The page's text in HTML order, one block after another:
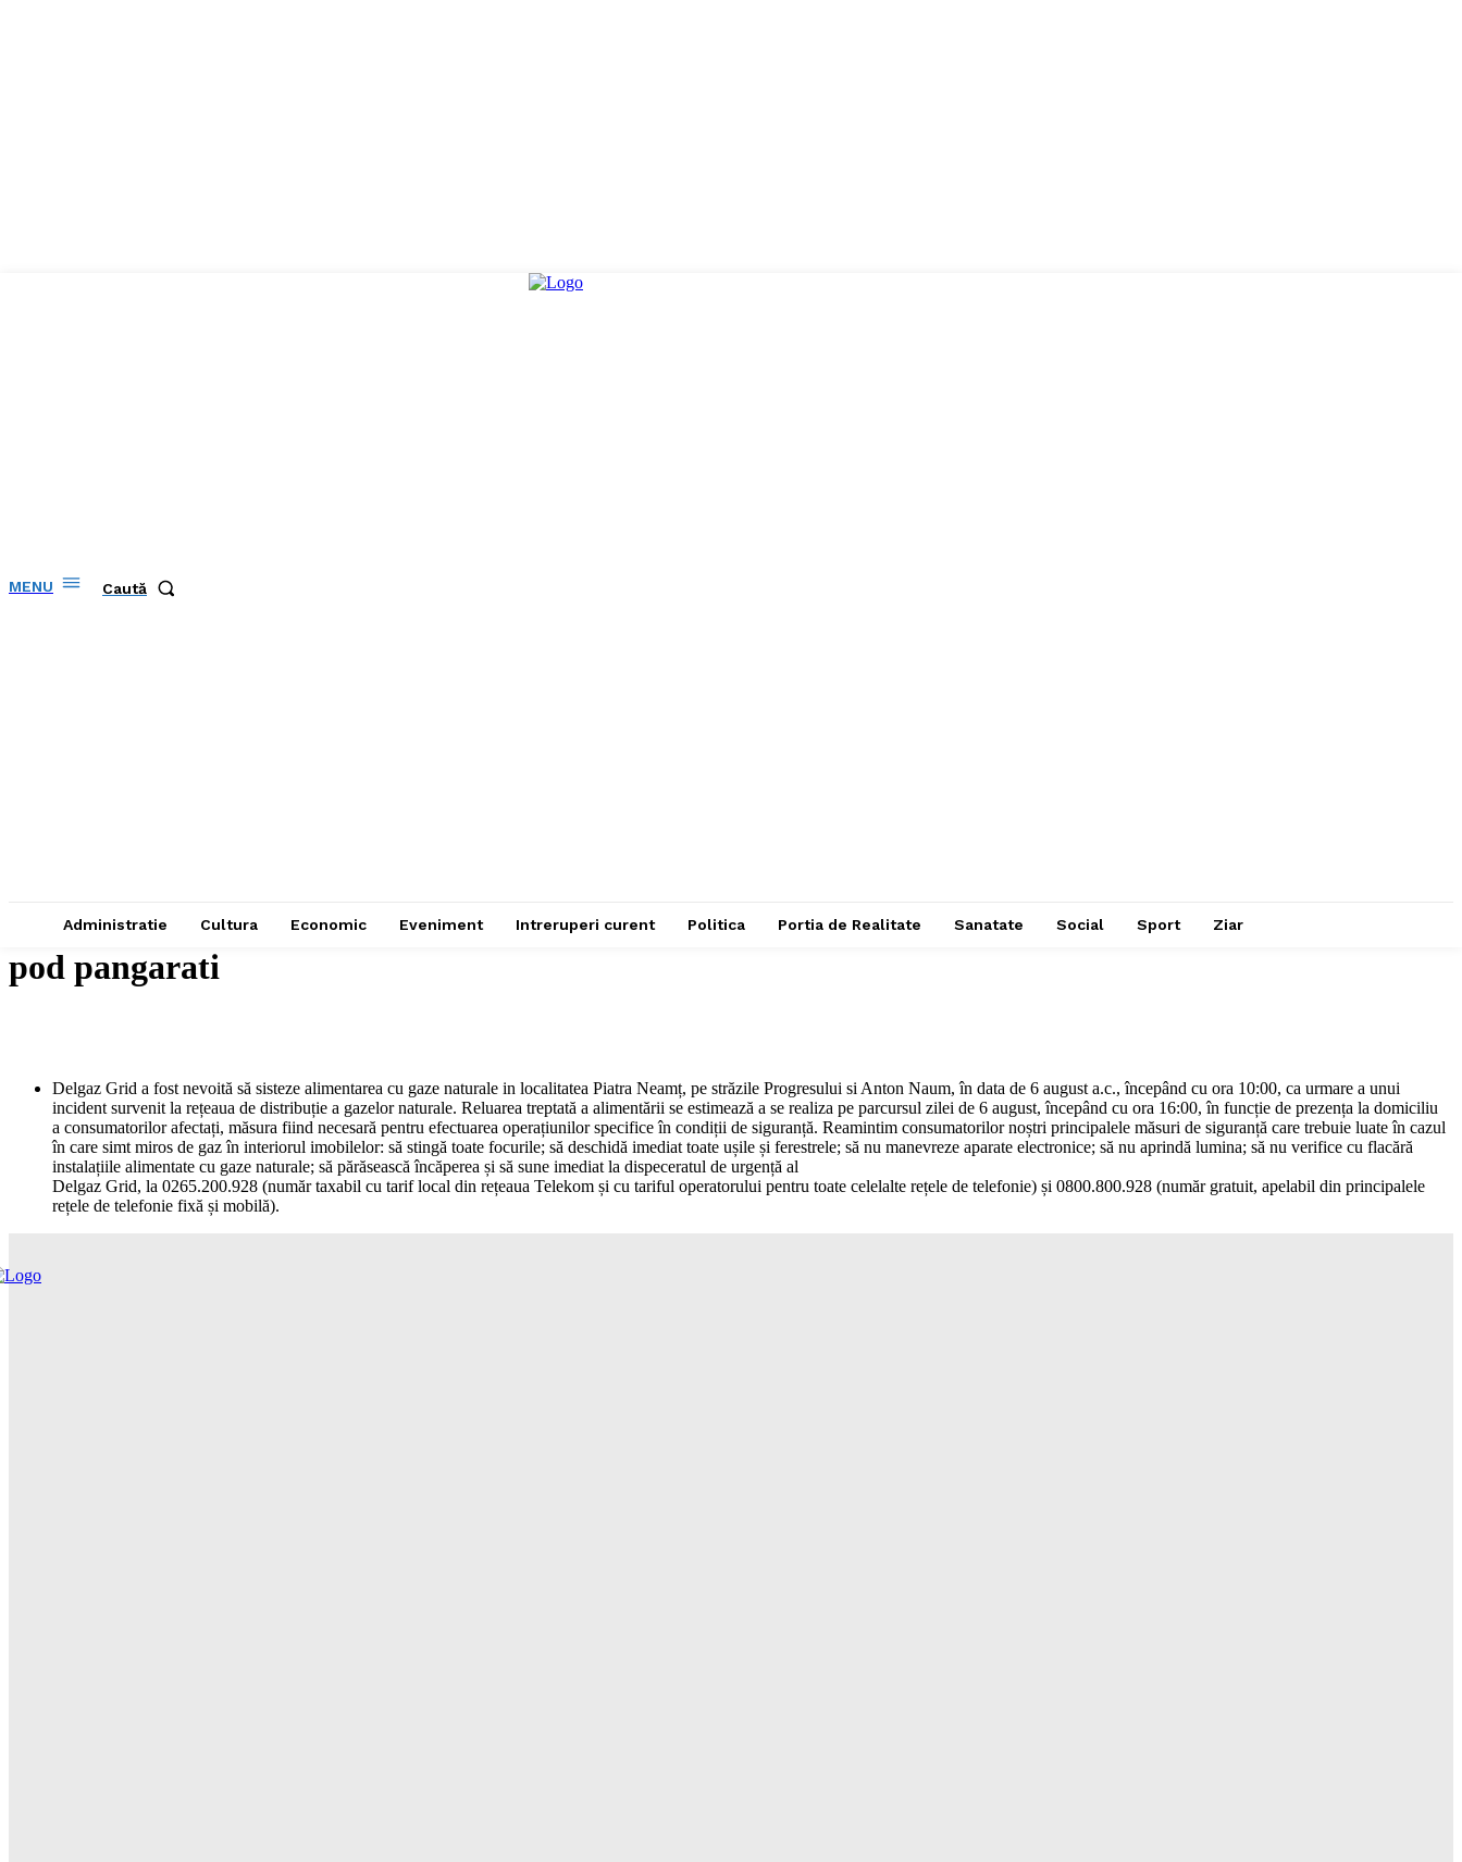
MENU Caută
Administratie Cultura Economic Eveniment Intreruperi curent Politica Portia de Realitate Sanatate Social Sport Ziar
pod pangarati
Delgaz Grid a fost nevoită să sisteze alimentarea cu gaze naturale in localitatea Piatra Neamț, pe străzile Progresului si Anton Naum, în data de 6 august a.c., începând cu ora 10:00, ca urmare a unui
incident survenit la rețeaua de distribuție a gazelor naturale. Reluarea treptată a alimentării se estimează a se realiza pe parcursul zilei de 6 august, începând cu ora 16:00, în funcție de prezența la domiciliu
a consumatorilor afectați, măsura fiind necesară pentru efectuarea operațiunilor specifice în condiții de siguranță. Reamintim consumatorilor noștri principalele măsuri de siguranță care trebuie luate în cazul
în care simt miros de gaz în interiorul imobilelor: să stingă toate focurile; să deschidă imediat toate ușile și ferestrele; să nu manevreze aparate electronice; să nu aprindă lumina; să nu verifice cu flacără
instalațiile alimentate cu gaze naturale; să părăsească încăperea și să sune imediat la dispeceratul de urgență al
Delgaz Grid, la 0265.200.928 (număr taxabil cu tarif local din rețeaua Telekom și cu tariful operatorului pentru toate celelalte rețele de telefonie) și 0800.800.928 (număr gratuit, apelabil din principalele
rețele de telefonie fixă și mobilă).